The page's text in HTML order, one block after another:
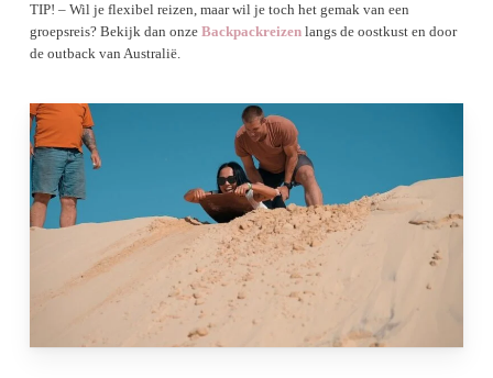
TIP! – Wil je flexibel reizen, maar wil je toch het gemak van een
groepsreis? Bekijk dan onze Backpackreizenlangs de oostkust en door
de outback van Australië.